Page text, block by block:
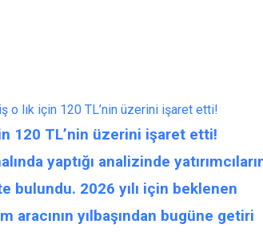
o lık için 120 TL’nin üzerini işaret etti!
120 TL’nin üzerini işaret etti!
yaptığı analizinde
bulundu. 2026 yılı için beklenen
yılbaşından bugüne getiri